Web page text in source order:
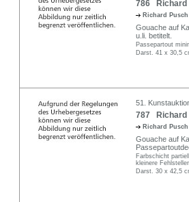
786 Richard
Richard
Gouache auf
u.li. betitelt.
Passepartout
Darst. 41 x 30,5
51.
787 Richard
Richard
Gouache auf
Farbschicht
kleinere
Darst. 30 x 42,5